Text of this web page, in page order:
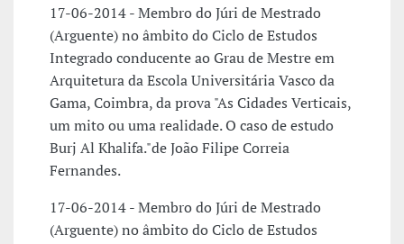
17-06-2014 - Membro do Júri de Mestrado
(Arguente) no âmbito do Ciclo de Estudos
Integrado conducente ao Grau de Mestre em
Arquitetura da Escola Universitária Vasco da
Gama, Coimbra, da prova "As Cidades Verticais,
um mito ou uma realidade. O caso de estudo
Burj Al Khalifa."de João Filipe Correia
Fernandes.
17-06-2014 - Membro do Júri de Mestrado
(Arguente) no âmbito do Ciclo de Estudos